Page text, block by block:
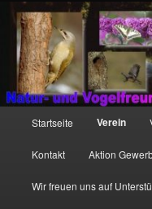
Zum
primären
Inhalt
springen
http://natur-und-
content/uploads/2017/12/
Startseite Verein
Kontakt Aktion
Wir freuen uns auf